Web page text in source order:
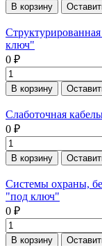
В корзину
ключ"
0 ₽
В корзину
Слаботочная
0 ₽
В корзину
Системы охраны,
"под ключ"
0 ₽
В корзину